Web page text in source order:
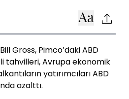
Gross, Pimco’daki ABD
tahvilleri, Avrupa ekonomik
yatırımcıları ABD
azalttı.